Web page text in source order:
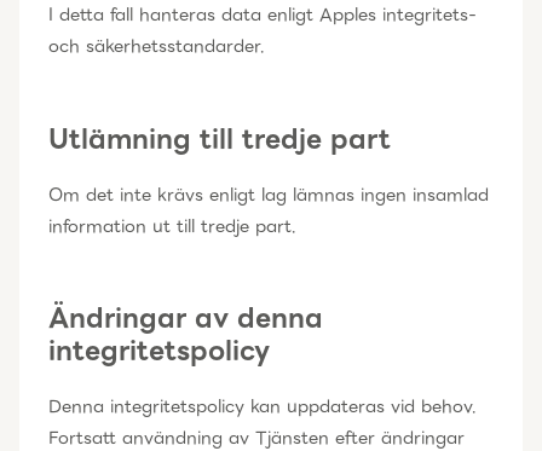
I detta fall hanteras data enligt Apples integritets-
och säkerhetsstandarder.
Utlämning till tredje part
Om det inte krävs enligt lag lämnas ingen insamlad
information ut till tredje part.
Ändringar av denna
integritetspolicy
Denna integritetspolicy kan uppdateras vid behov.
Fortsatt användning av Tjänsten efter ändringar